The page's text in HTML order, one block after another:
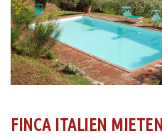
FINCA ITALIEN